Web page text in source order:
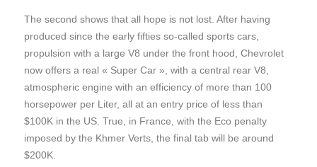
The second shows that all hope is not lost. After having
produced since the early fifties so-called sports cars,
propulsion with a large V8 under the front hood, Chevrolet
now offers a real « Super Car », with a central rear V8,
atmospheric engine with an efficiency of more than 100
horsepower per Liter, all at an entry price of less than
$100K in the US. True, in France, with the Eco penalty
imposed by the Khmer Verts, the final tab will be around
$200K.